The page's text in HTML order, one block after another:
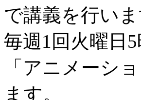
で講義を行い
毎週1回火曜日
「アニメーシ
ます。